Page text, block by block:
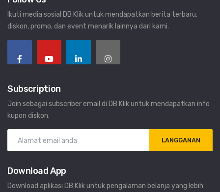
Ikuti media sosial DB Klik untuk mendapatkan berita terbaru,
diskon, promo, dan event menarik lainnya dari kami.
Subscription
Join sebagai subscriber email di DB Klik untuk mendapatkan info
kupon diskon.
LANGGANAN
Download App
Download aplikasi DB Klik untuk pengalaman belanja yang lebih